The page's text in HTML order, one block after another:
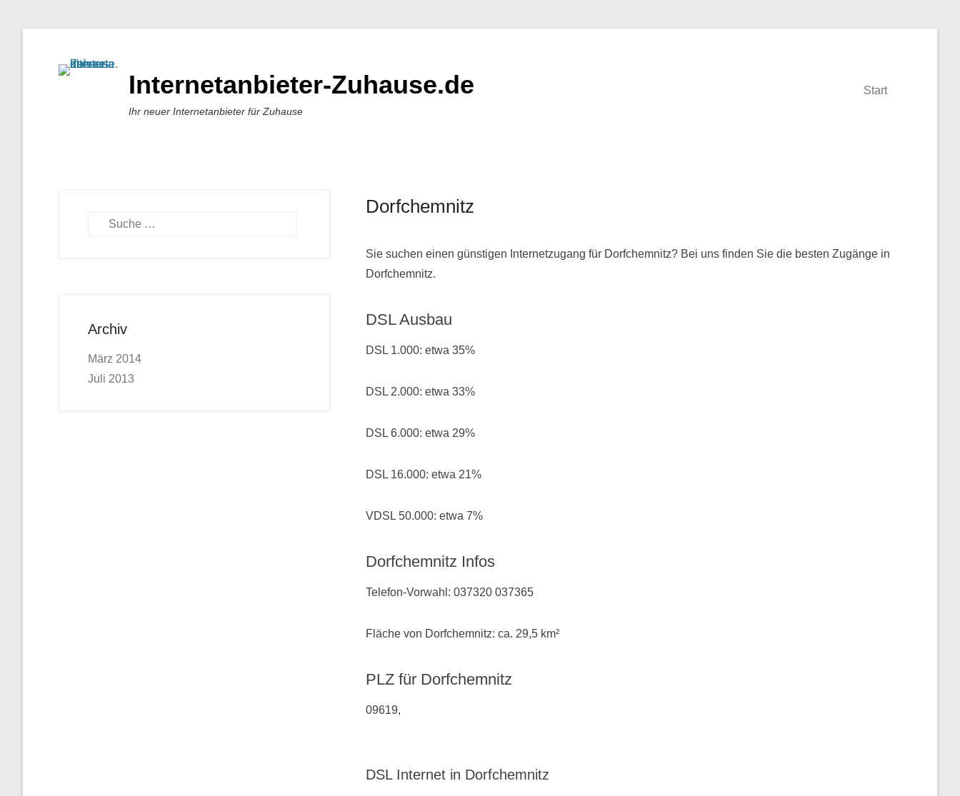
Internetanbieter-Zuhause.de
Ihr neuer Internetanbieter für Zuhause
Start
Dorfchemnitz
Sie suchen einen günstigen Internetzugang für Dorfchemnitz? Bei uns finden Sie die besten Zugänge in
Dorfchemnitz.
DSL Ausbau
DSL 1.000: etwa 35%
DSL 2.000: etwa 33%
DSL 6.000: etwa 29%
DSL 16.000: etwa 21%
VDSL 50.000: etwa 7%
Dorfchemnitz Infos
Telefon-Vorwahl: 037320 037365
Fläche von Dorfchemnitz: ca. 29,5 km²
PLZ für Dorfchemnitz
09619,
DSL Internet in Dorfchemnitz
Suchen
Archiv
März 2014
Juli 2013